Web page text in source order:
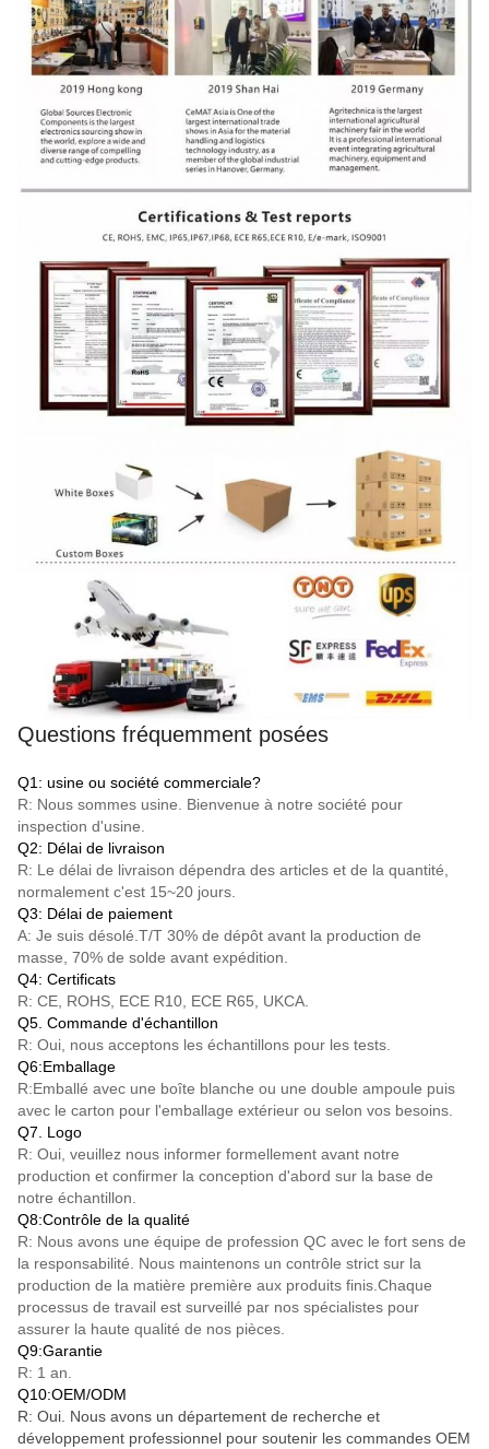
Questions fréquemment posées
Q1: usine ou société commerciale?
R: Nous sommes usine. Bienvenue à notre société pour
inspection d'usine.
Q2: Délai de livraison
R: Le délai de livraison dépendra des articles et de la quantité,
normalement c'est 15~20 jours.
Q3: Délai de paiement
A: Je suis désolé. T/T 30% de dépôt avant la production de
masse, 70% de solde avant expédition.
Q4: Certificats
R: CE, ROHS, ECE R10, ECE R65, UKCA.
Q5. Commande d'échantillon
R: Oui, nous acceptons les échantillons pour les tests.
Q6:Emballage
R:Emballé avec une boîte blanche ou une double ampoule puis
avec le carton pour l'emballage extérieur ou selon vos besoins.
Q7. Logo
R: Oui, veuillez nous informer formellement avant notre
production et confirmer la conception d'abord sur la base de
notre échantillon.
Q8:Contrôle de la qualité
R: Nous avons une équipe de profession QC avec le fort sens de
la responsabilité. Nous maintenons un contrôle strict sur la
production de la matière première aux produits finis.Chaque
processus de travail est surveillé par nos spécialistes pour
assurer la haute qualité de nos pièces.
Q9:Garantie
R: 1 an.
Q10:OEM/ODM
R: Oui. Nous avons un département de recherche et
développement professionnel pour soutenir les commandes OEM